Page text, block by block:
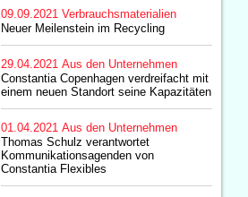
09.09.2021 Verbrauchsmaterialien
Neuer Meilenstein im Recycling
29.04.2021 Aus den Unternehmen
Constantia Copenhagen verdreifacht mit
einem neuen Standort seine Kapazitäten
01.04.2021 Aus den Unternehmen
Thomas Schulz verantwortet
Kommunikationsagenden von
Constantia Flexibles